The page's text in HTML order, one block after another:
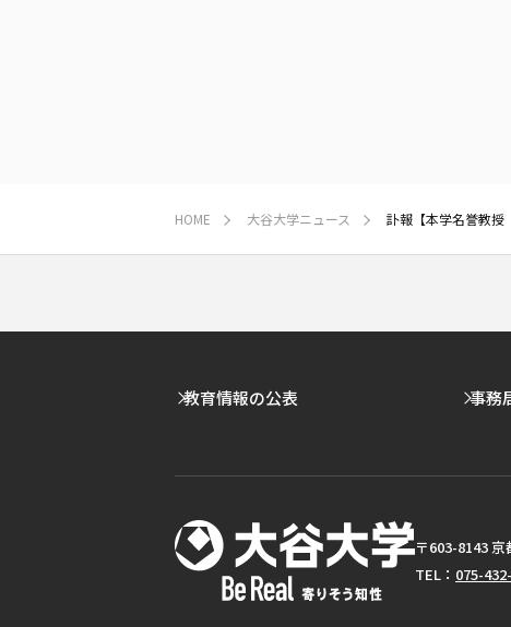
HOME 大谷大学ニュース 訃報【本学名誉教
教育情報の公表 事務
〒603-8143
TEL： 075-